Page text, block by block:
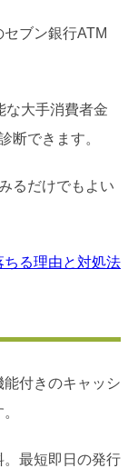
ブン銀行ATM
な大手消費者金
断できます。
るだけでもよい
る理由と対処法
付きのキャッシ
。最短即日の発行